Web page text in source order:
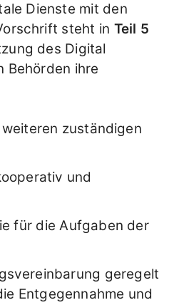
Dienste mit den
steht in Teil 5
des Digital
Behörden ihre
zuständigen
und
für die Aufgaben der
geregelt
Entgegennahme und